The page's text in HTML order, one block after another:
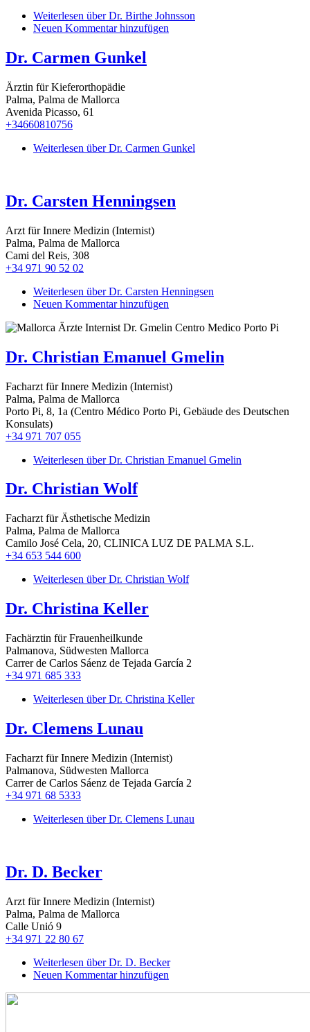
Weiterlesen über Dr. Birthe Johnsson
Neuen Kommentar hinzufügen
Dr. Carmen Gunkel
Ärztin für Kieferorthopädie
Palma, Palma de Mallorca
Avenida Picasso, 61
+34660810756
Weiterlesen über Dr. Carmen Gunkel
Dr. Carsten Henningsen
Arzt für Innere Medizin (Internist)
Palma, Palma de Mallorca
Cami del Reis, 308
+34 971 90 52 02
Weiterlesen über Dr. Carsten Henningsen
Neuen Kommentar hinzufügen
Dr. Christian Emanuel Gmelin
Facharzt für Innere Medizin (Internist)
Palma, Palma de Mallorca
Porto Pi, 8, 1a (Centro Médico Porto Pi, Gebäude des Deutschen
Konsulats)
+34 971 707 055
Weiterlesen über Dr. Christian Emanuel Gmelin
Dr. Christian Wolf
Facharzt für Ästhetische Medizin
Palma, Palma de Mallorca
Camilo José Cela, 20, CLINICA LUZ DE PALMA S.L.
+34 653 544 600
Weiterlesen über Dr. Christian Wolf
Dr. Christina Keller
Fachärztin für Frauenheilkunde
Palmanova, Südwesten Mallorca
Carrer de Carlos Sáenz de Tejada García 2
+34 971 685 333
Weiterlesen über Dr. Christina Keller
Dr. Clemens Lunau
Facharzt für Innere Medizin (Internist)
Palmanova, Südwesten Mallorca
Carrer de Carlos Sáenz de Tejada García 2
+34 971 68 5333
Weiterlesen über Dr. Clemens Lunau
Dr. D. Becker
Arzt für Innere Medizin (Internist)
Palma, Palma de Mallorca
Calle Unió 9
+34 971 22 80 67
Weiterlesen über Dr. D. Becker
Neuen Kommentar hinzufügen